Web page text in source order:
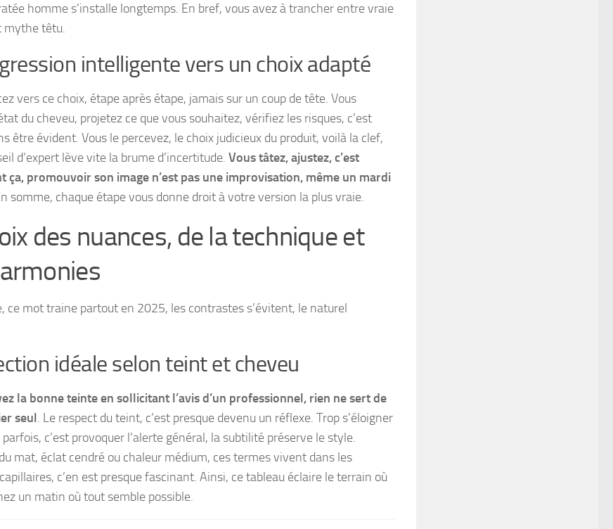
homme s’installe longtemps. En bref, vous avez à trancher entre vraie
mythe têtu.
intelligente vers un choix adapté
vers ce choix, étape après étape, jamais sur un coup de tête. Vous
du cheveu, projetez ce que vous souhaitez, vérifiez les risques, c’est
être évident. Vous le percevez, le choix judicieux du produit, voilà la clef,
d’expert lève vite la brume d’incertitude. Vous tâtez, ajustez, c’est
ça, promouvoir son image n’est pas une improvisation, même un mardi
somme, chaque étape vous donne droit à votre version la plus vraie.
des nuances, de la technique et
ce mot traine partout en 2025, les contrastes s’évitent, le naturel
idéale selon teint et cheveu
la bonne teinte en sollicitant l’avis d’un professionnel, rien ne sert de
seul. Le respect du teint, c’est presque devenu un réflexe. Trop s’éloigner
parfois, c’est provoquer l’alerte général, la subtilité préserve le style.
mat, éclat cendré ou chaleur médium, ces termes vivent dans les
c’en est presque fascinant. Ainsi, ce tableau éclaire le terrain où
un matin où tout semble possible.